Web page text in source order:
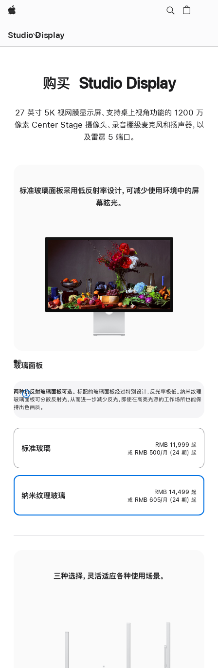
Apple
Studio Display
购买 Studio Display
27 英寸 5K 视网膜显示屏、支持桌上视角功能的 1200 万
像素 Center Stage 摄像头、录音棚级麦克风和扬声器，以
及雷雳 5 端口。
标准玻璃面板采用低反射率设计，可减少使用环境中的屏
幕眩光。
玻璃面板
两种抗反射玻璃面板可选。 标配的玻璃面板经过特别设计，反光率极低。纳米纹理
玻璃面板可分散反射光，从而进一步减少反光，即使在高亮光源的工作场所也能保
持出色画质。
展
开
标准玻璃 RMB 11,999 起
或 RMB 500/月 (24 期) 起
纳米纹理玻璃 RMB 14,499 起
或 RMB 605/月 (24 期) 起
三种选择，灵活适应各种使用场景。